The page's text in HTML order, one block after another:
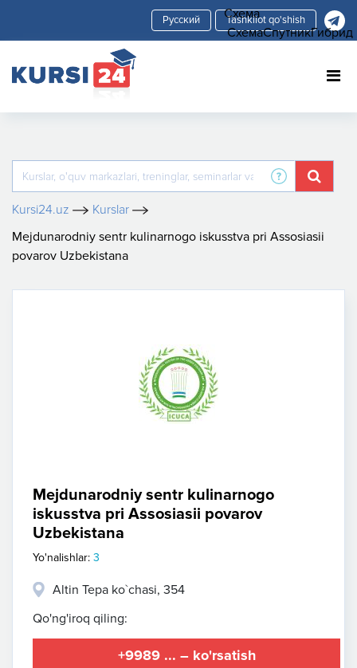
Tashkilot qo'shish
Kursi24.uz
Kurslar
Mejdunarodniy sentr kulinarnogo iskusstva pri Assosiasii
povarov Uzbekistana
Mejdunarodniy sentr kulinarnogo
iskusstva pri Assosiasii povarov
Uzbekistana
Yo'nalishlar: 3
Altin Tepa ko`chasi, 354
Qo'ng'iroq qiling:
+9989 ... – ko'rsatish
Схема
СхемаСпутникГибрид